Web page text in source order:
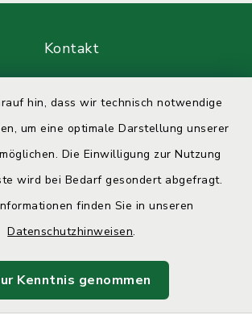
hin, dass wir technisch notwendige
um eine optimale Darstellung unserer
Die Einwilligung zur Nutzung
wird bei Bedarf gesondert abgefragt.
finden Sie in unseren
Datenschutzhinweisen.
Kenntnis genommen
Kontakt
Datenschutz
Impressum
Einstellungen